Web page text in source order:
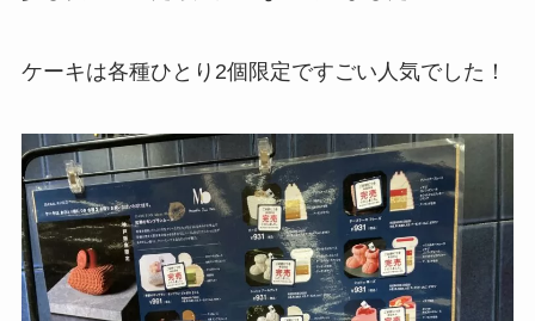
ケーキは各種ひとり2個限定ですごい人気でした！